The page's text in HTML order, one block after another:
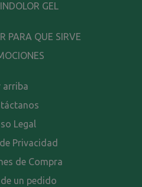
GEL
PARA QUE SIRVE
arriba
Legal
Privacidad
de Compra
un pedido